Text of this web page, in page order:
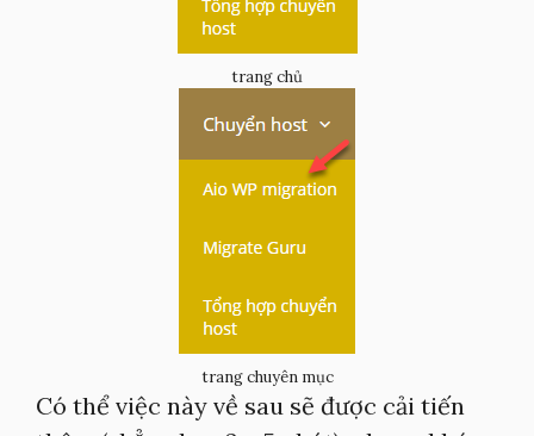
trang chủ
trang chuyên mục
Có thể việc này về sau sẽ được cải tiến